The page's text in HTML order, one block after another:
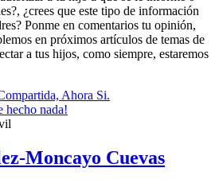
¿crees que este tipo de información
Ponme en comentarios tu opinión,
en próximos artículos de temas de
a tus hijos, como siempre, estaremos
Ahora Si.
hecho nada!
Moncayo Cuevas